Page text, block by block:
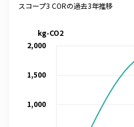
スコープ3 CORの過去3年推移
1,000
1,500
2,000
kg-CO2